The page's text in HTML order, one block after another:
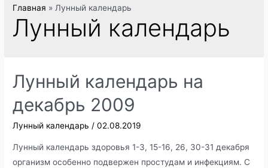
Главная Лунный календарь
Лунный календарь
Лунный календарь на
декабрь 2009
Лунный календарь /02.08.2019
Лунный календарь здоровья 1-3, 15-16, 26, 30-31 декабря
организм особенно подвержен простудам и инфекциям. С